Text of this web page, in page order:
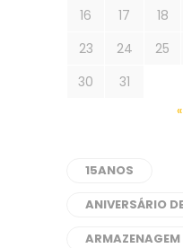
16
17 18
23
24 25
30
31
15ANOS
ANIVERSÁRIO
ARMAZENAGEM